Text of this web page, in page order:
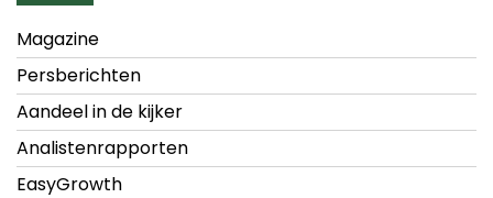
Magazine
Persberichten
Aandeel in de kijker
Analistenrapporten
EasyGrowth